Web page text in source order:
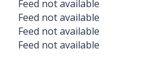
Feed not available
Feed not available
Feed not available
Feed not available